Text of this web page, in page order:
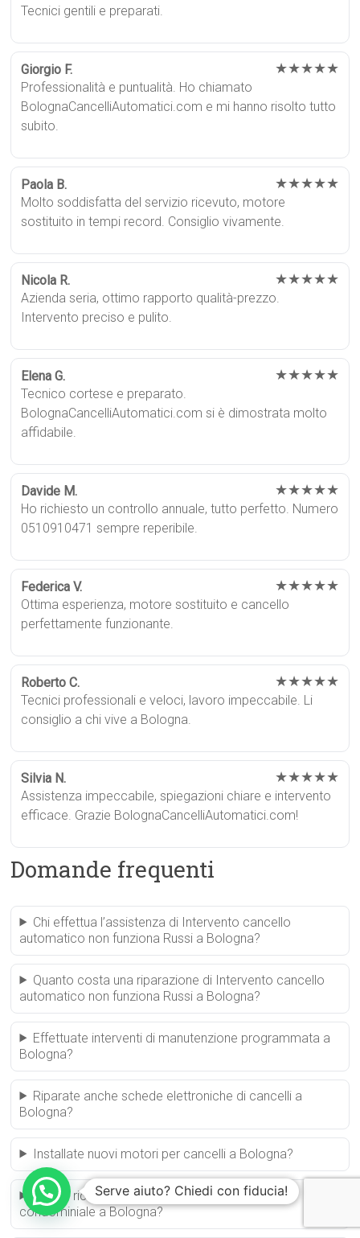
Tecnici gentili e preparati.
Giorgio F. ★★★★★
Professionalità e puntualità. Ho chiamato
BolognaCancelliAutomatici.com e mi hanno risolto tutto
subito.
Paola B. ★★★★★
Molto soddisfatta del servizio ricevuto, motore
sostituito in tempi record. Consiglio vivamente.
Nicola R. ★★★★★
Azienda seria, ottimo rapporto qualità-prezzo.
Intervento preciso e pulito.
Elena G. ★★★★★
Tecnico cortese e preparato.
BolognaCancelliAutomatici.com si è dimostrata molto
affidabile.
Davide M. ★★★★★
Ho richiesto un controllo annuale, tutto perfetto. Numero
0510910471 sempre reperibile.
Federica V. ★★★★★
Ottima esperienza, motore sostituito e cancello
perfettamente funzionante.
Roberto C. ★★★★★
Tecnici professionali e veloci, lavoro impeccabile. Li
consiglio a chi vive a Bologna.
Silvia N. ★★★★★
Assistenza impeccabile, spiegazioni chiare e intervento
efficace. Grazie BolognaCancelliAutomatici.com!
Domande frequenti
Chi effettua l’assistenza di Intervento cancello
automatico non funziona Russi a Bologna?
Quanto costa una riparazione di Intervento cancello
automatico non funziona Russi a Bologna?
Effettuate interventi di manutenzione programmata a
Bologna?
Riparate anche schede elettroniche di cancelli a
Bologna?
Installate nuovi motori per cancelli a Bologna?
Posso richiedere assistenza per un cancello
condominiale a Bologna?
Serve aiuto? Chiedi con fiducia!